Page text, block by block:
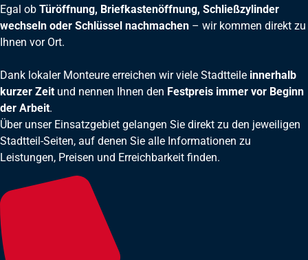
Egal ob Türöffnung, Briefkastenöffnung, Schließzylinder
wechseln oder Schlüssel nachmachen – wir kommen direkt zu
Ihnen vor Ort.
Dank lokaler Monteure erreichen wir viele Stadtteile innerhalb
kurzer Zeitund nennen Ihnen den Festpreis immer vor Beginn
der Arbeit.
Über unser Einsatzgebiet gelangen Sie direkt zu den jeweiligen
Stadtteil-Seiten, auf denen Sie alle Informationen zu
Leistungen, Preisen und Erreichbarkeit finden.